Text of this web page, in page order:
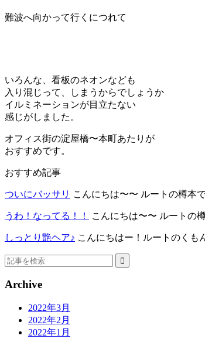
難波へ向かって行くにつれて
いろんな、看板のネオンなども
入り混じって、しまうからでしょうか
イルミネーションが目立たない
感じがしました。
オフィス街の淀屋橋〜本町あたりが
おすすめです。
おすすめ記事
ついにバッサリ こんにちは〜〜 ルートの樽本
うわ！なってる！！ こんにちは〜〜 ルートの
しっとり艶ヘア♪ こんにちはー！ルートのくも
Archive
2022年3月
2022年2月
2022年1月